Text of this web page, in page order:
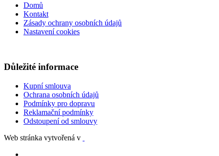
Domů
Kontakt
Zásady ochrany osobních údajů
Nastavení cookies
Důležité informace
Kupní smlouva
Ochrana osobních údajů
Podmínky pro dopravu
Reklamační podmínky
Odstoupení od smlouvy
Web stránka vytvořená v